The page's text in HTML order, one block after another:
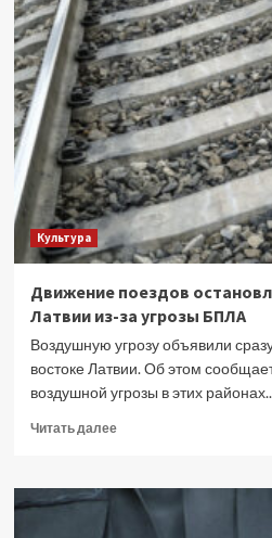
наградил
орденом
худрука
театра
имени
Шаляпина
Фабио
Мастранджело
Культура
Движение поездов
Латвии из-за угрозы БПЛА
Воздушную угрозу объявили
востоке Латвии. Об этом
воздушной угрозы в этих
Читать далееПрочитать
Движение
поездов